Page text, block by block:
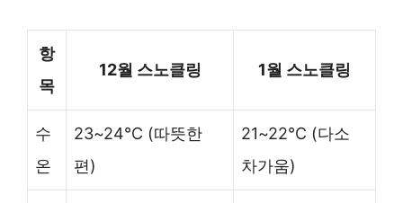
항
목
12월 스노클링 1월 스노클링
수
온
23~24℃ (따뜻한
편)
21~22℃ (다소
차가움)